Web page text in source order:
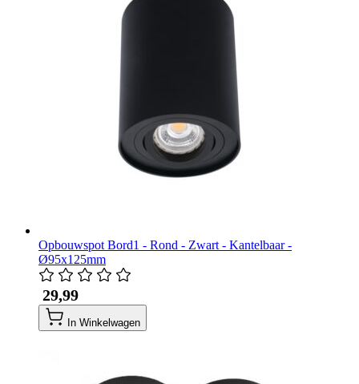
Opbouwspot Bord1 - Rond - Zwart - Kantelbaar -
Ø95x125mm
​ 29,99
In Winkelwagen